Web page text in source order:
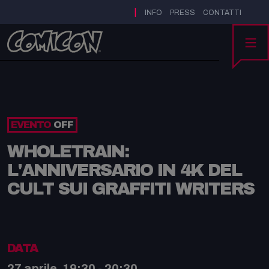
INFO PRESS CONTATTI
EVENTO OFF
WHOLETRAIN:
L'ANNIVERSARIO IN 4K DEL
CULT SUI GRAFFITI WRITERS
DATA